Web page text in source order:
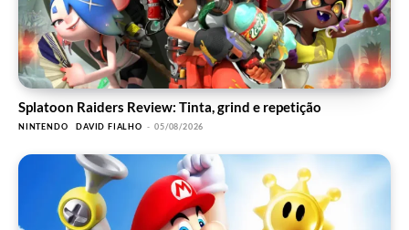
Splatoon Raiders Review: Tinta, grind e repetição
NINTENDO DAVID FIALHO - 05/08/2026